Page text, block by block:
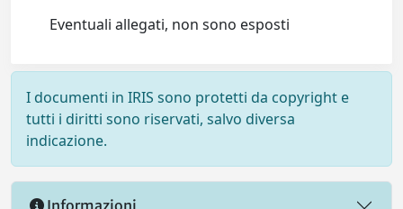
Eventuali allegati, non sono esposti
I documenti in IRIS sono protetti da copyright e
tutti i diritti sono riservati, salvo diversa
indicazione.
Informazioni